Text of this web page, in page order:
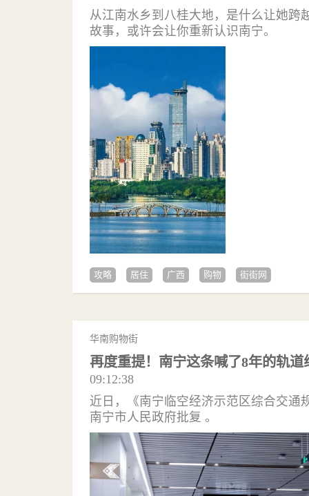
从江南水乡到八桂大地，是什么让她跨
故事，或许会让你重新认识南宁。
攻略 居住 广西 购物 街街网
华南购物街
再度重提！南宁这条喊了8年的轨道
09:12:38
近日，《南宁临空经济示范区综合交通
南宁市人民政府批复 。